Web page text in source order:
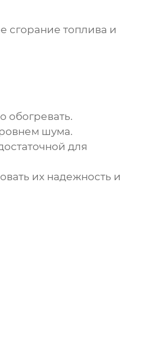
сгорание топлива и
обогревать.
шума.
для
их надежность и